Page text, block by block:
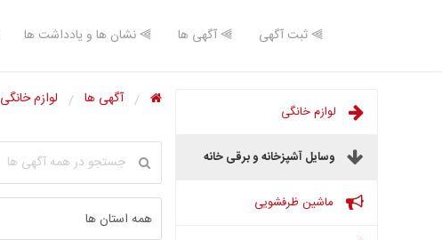
⫸ ثبت آگهی ⫸ آگهی ها ⫸ نشان ها و یادداشت ها
آگهی ها لوازم خانگی
لوازم خانگی
وسایل آشپزخانه و برقی خانه
ماشین ظرفشویی